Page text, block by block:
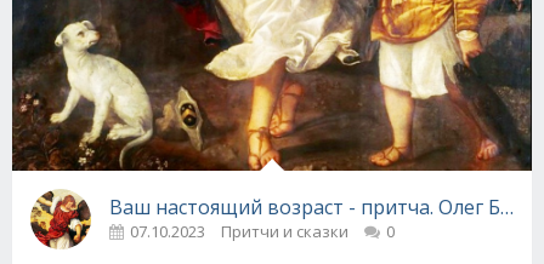
Ваш настоящий возраст - притча. Олег
07.10.2023 Притчи и сказки 0